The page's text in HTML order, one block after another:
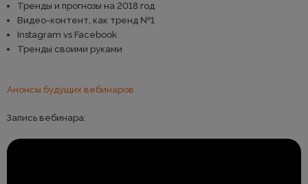
Тренды и прогнозы на 2018 год
Видео-контент, как тренд №1
Instagram vs Facebook
Тренды своими руками
Анонсы будущих вебинаров
Запись вебинара: